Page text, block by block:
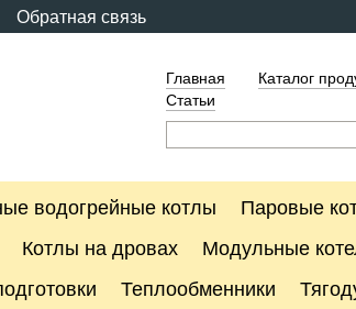
Обратная связь
Главная Каталог
Статьи
водогрейные котлы Паровые
Котлы на дровах Модульные
Теплообменники